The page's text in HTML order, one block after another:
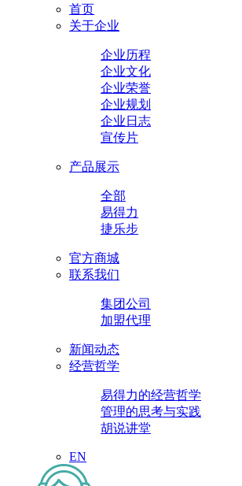
首页
关于企业
企业历程
企业文化
企业荣誉
企业规划
企业日志
宣传片
产品展示
全部
易得力
捷乐步
官方商城
联系我们
集团公司
加盟代理
新闻动态
经营哲学
易得力的经营哲学
管理的思考与实践
胡说讲堂
EN